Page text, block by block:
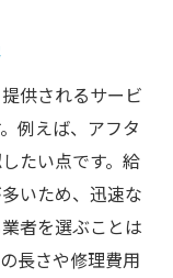
供されるサービ
例えば、アフタ
たい点です。給
いため、迅速な
者を選ぶことは
長さや修理費用